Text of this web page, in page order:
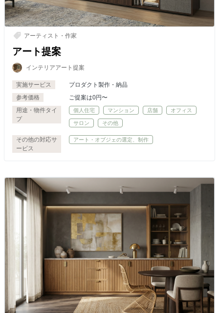
アーティスト・作家
アート提案
インテリアアート提案
実施サービス
プロダクト製作・納品
参考価格
ご提案は0円〜
用途・物件タイ
プ
個人住宅 マンション 店舗 オフィス
サロン その他
その他の対応サ
ービス
アート・オブジェの選定、制作